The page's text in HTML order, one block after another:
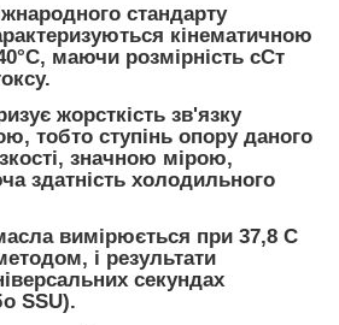
стандарту
кінематичною
маючи розмірність сСт
.
жорсткість зв'язку
тобто ступінь опору даного
значною мірою,
здатність холодильного
вимірюється при 37,8 С
і результати
секундах
SSU).